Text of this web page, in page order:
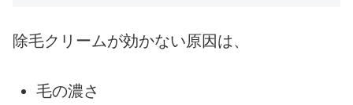
除毛クリームが効かない原因は、
毛の濃さ